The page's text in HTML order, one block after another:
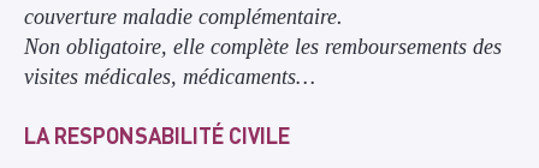
couverture maladie complémentaire.
Non obligatoire, elle complète les remboursements des
visites médicales, médicaments…
LA RESPONSABILITÉ CIVILE